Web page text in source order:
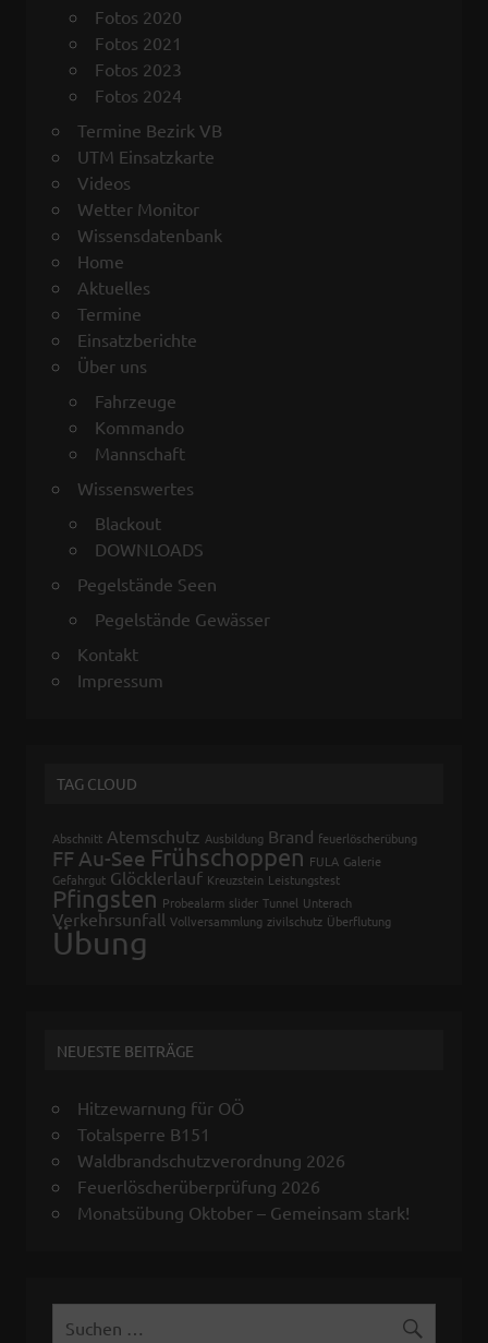
Fotos 2020
Fotos 2021
Fotos 2023
Fotos 2024
Termine Bezirk VB
UTM Einsatzkarte
Videos
Wetter Monitor
Wissensdatenbank
Home
Aktuelles
Termine
Einsatzberichte
Über uns
Fahrzeuge
Kommando
Mannschaft
Wissenswertes
Blackout
DOWNLOADS
Pegelstände Seen
Pegelstände Gewässer
Kontakt
Impressum
TAG CLOUD
Abschnitt Atemschutz Ausbildung Brand feuerlöscherübung
FF Au-See Frühschoppen FULA Galerie
Gefahrgut Glöcklerlauf Kreuzstein Leistungstest
Pfingsten Probealarm slider Tunnel Unterach
Verkehrsunfall Vollversammlung zivilschutz Überflutung
Übung
NEUESTE BEITRÄGE
Hitzewarnung für OÖ
Totalsperre B151
Waldbrandschutzverordnung 2026
Feuerlöscherüberprüfung 2026
Monatsübung Oktober – Gemeinsam stark!